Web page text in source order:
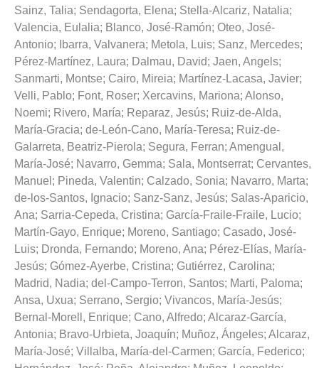
Sainz, Talia; Sendagorta, Elena; Stella-Alcariz, Natalia;
Valencia, Eulalia; Blanco, José-Ramón; Oteo, José-
Antonio; Ibarra, Valvanera; Metola, Luis; Sanz, Mercedes;
Pérez-Martínez, Laura; Dalmau, David; Jaen, Angels;
Sanmarti, Montse; Cairo, Mireia; Martínez-Lacasa, Javier;
Velli, Pablo; Font, Roser; Xercavins, Mariona; Alonso,
Noemi; Rivero, María; Reparaz, Jesús; Ruiz-de-Alda,
María-Gracia; de-León-Cano, María-Teresa; Ruiz-de-
Galarreta, Beatriz-Pierola; Segura, Ferran; Amengual,
María-José; Navarro, Gemma; Sala, Montserrat; Cervantes,
Manuel ; Pineda, Valentin; Calzado, Sonia; Navarro, Marta;
de-los-Santos, Ignacio; Sanz-Sanz, Jesús; Salas-Aparicio,
Ana; Sarria-Cepeda, Cristina; García-Fraile-Fraile, Lucio;
Martín-Gayo, Enrique; Moreno, Santiago; Casado, José-
Luis; Dronda, Fernando; Moreno, Ana; Pérez-Elías, María-
Jesús; Gómez-Ayerbe, Cristina; Gutiérrez, Carolina;
Madrid, Nadia; del-Campo-Terron, Santos; Marti, Paloma;
Ansa, Uxua; Serrano, Sergio; Vivancos, María-Jesús;
Bernal-Morell, Enrique; Cano, Alfredo; Alcaraz-García,
Antonia; Bravo-Urbieta, Joaquín; Muñoz, Ángeles; Alcaraz,
María-José; Villalba, María-del-Carmen; García, Federico;